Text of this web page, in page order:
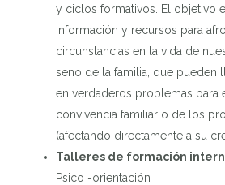
y ciclos formativos. El objetivo
información y recursos para
circunstancias en la vida de
seno de la familia, que pueden
en verdaderos problemas para
convivencia familiar o de los
(afectando directamente a su
Talleres de formación
Psico -orientación